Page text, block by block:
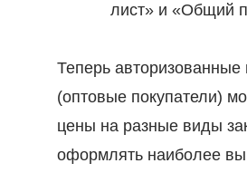
лист» и «Общий
Теперь авторизованные
(оптовые покупатели)
цены на разные виды
оформлять наиболее